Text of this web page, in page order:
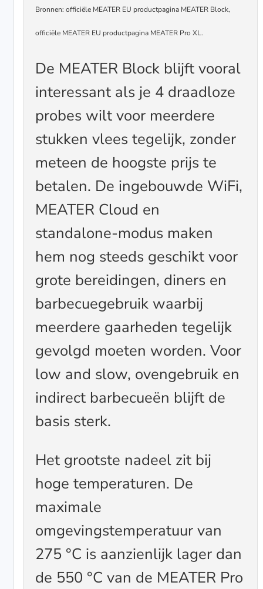
Bronnen: officiële MEATER EU productpagina MEATER Block,
officiële MEATER EU productpagina MEATER Pro XL.
De MEATER Block blijft vooral
interessant als je 4 draadloze
probes wilt voor meerdere
stukken vlees tegelijk, zonder
meteen de hoogste prijs te
betalen. De ingebouwde WiFi,
MEATER Cloud en
standalone-modus maken
hem nog steeds geschikt voor
grote bereidingen, diners en
barbecuegebruik waarbij
meerdere gaarheden tegelijk
gevolgd moeten worden. Voor
low and slow, ovengebruik en
indirect barbecueën blijft de
basis sterk.
Het grootste nadeel zit bij
hoge temperaturen. De
maximale
omgevingstemperatuur van
275 °C is aanzienlijk lager dan
de 550 °C van de MEATER Pro